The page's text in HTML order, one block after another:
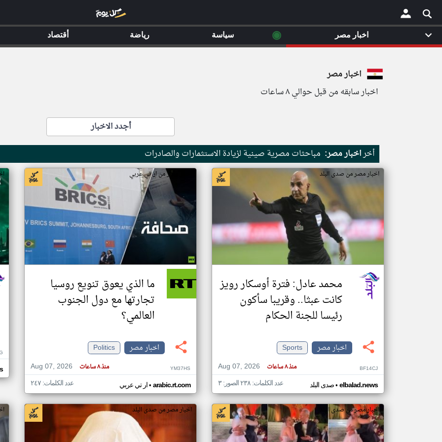
×
اخبار مصر
اخبار سابقه من قبل حوالي ٨ ساعات
أجدد الاخبار
أخراخبار مصر: مباحثات مصرية صينية لزيادة الاستثمارات والصادرات
اخبار مصر من صدى البلد
محمد عادل: فترة أوسكار رويز
كانت عبثا.. وقريبا سأكون
رئيسا للجنة الحكام
اخبار مصر
Sports
Aug 07, 2026
منذ ٨ ساعات BF14CJ
صدى البلد• elbalad.news عدد الكلمات: ٢٣٨ الصور: ٣
اخبار مصر من ار تي عربي
ما الذي يعوق تنويع روسيا
تجارتها مع دول الجنوب
العالمي؟
اخبار مصر
Politics
Aug 07, 2026
منذ ٨ ساعات YM37HS
ار تي عربي• arabic.rt.com عدد الكلمات: ٢٤٧
اخبار مصر من صدى البلد اخبار مصر من صدى البلد
اخبار مصر ◉ سياسة رياضة أقتصاد